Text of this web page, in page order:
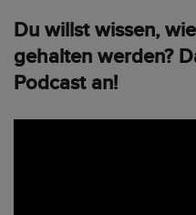
Du willst wissen,
gehalten werden?
Podcast an!